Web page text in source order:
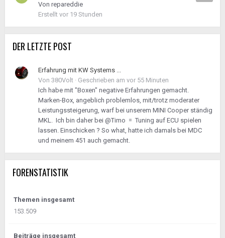
Von repareddie
Erstellt vor 19 Stunden
DER LETZTE POST
Erfahrung mit KW Systems ...
Von 380Volt · Geschrieben am vor 55 Minuten
Ich habe mit "Boxen" negative Erfahrungen gemacht.
Marken-Box, angeblich problemlos, mit/trotz moderater
Leistungssteigerung, warf bei unserem MINI Cooper ständig
MKL. Ich bin daher bei @Timo = Tuning auf ECU spielen
lassen. Einschicken ? So what, hatte ich damals bei MDC
und meinem 451 auch gemacht.
FORENSTATISTIK
Themen insgesamt
153.509
Beiträge insgesamt